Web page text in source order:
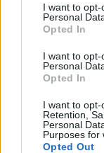
I want to
Personal
Opted In
I want to
Personal
Opted In
I want to opt-
Retention,
Personal
Purposes for
Opted Out